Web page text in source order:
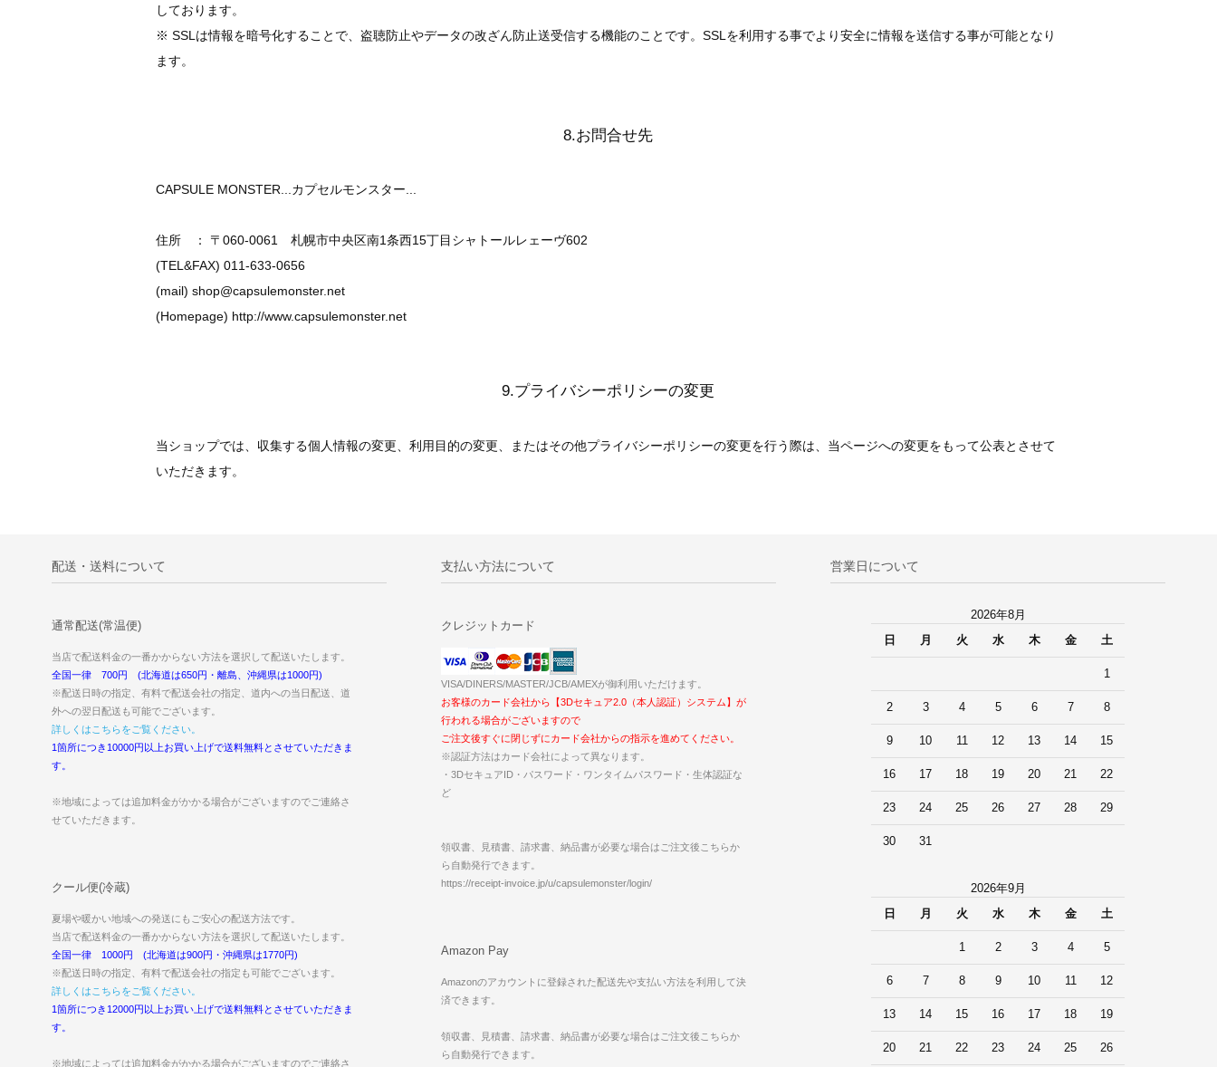
しております。
※ SSLは情報を暗号化することで、盗聴防止やデータの改ざん防止送受信する機能のことです。SSLを利用する事でより安全に情報を送信する事が可能となり
ます。
8.お問合せ先
CAPSULE MONSTER...カプセルモンスター...
住所 ： 〒060-0061 札幌市中央区南1条西15丁目シャトールレェーヴ602
(TEL&FAX) 011-633-0656
(mail) shop@capsulemonster.net
(Homepage) http://www.capsulemonster.net
9.プライバシーポリシーの変更
当ショップでは、収集する個人情報の変更、利用目的の変更、またはその他プライバシーポリシーの変更を行う際は、当ページへの変更をもって公表とさせて
いただきます。
配送・送料について
通常配送(常温便)
当店で配送料金の一番かからない方法を選択して配送いたします。
全国一律 700円 (北海道は650円・離島、沖縄県は1000円)
※配送日時の指定、有料で配送会社の指定、道内への当日配送、道
外への翌日配送も可能でございます。
詳しくはこちらをご覧ください。
1箇所につき10000円以上お買い上げで送料無料とさせていただきま
す。
※地域によっては追加料金がかかる場合がございますのでご連絡さ
せていただきます。
クール便(冷蔵)
夏場や暖かい地域への発送にもご安心の配送方法です。
当店で配送料金の一番かからない方法を選択して配送いたします。
全国一律 1000円 (北海道は900円・沖縄県は1770円)
※配送日時の指定、有料で配送会社の指定も可能でございます。
詳しくはこちらをご覧ください。
1箇所につき12000円以上お買い上げで送料無料とさせていただきま
す。
※地域によっては追加料金がかかる場合がございますのでご連絡さ
支払い方法について
クレジットカード
VISA/DINERS/MASTER/JCB/AMEXが御利用いただけます。
お客様のカード会社から【3Dセキュア2.0（本人認証）システム】が
行われる場合がございますので
ご注文後すぐに閉じずにカード会社からの指示を進めてください。
※認証方法はカード会社によって異なります。
・3DセキュアID・パスワード・ワンタイムパスワード・生体認証な
ど
領収書、見積書、請求書、納品書が必要な場合はご注文後こちらか
ら自動発行できます。
https://receipt-invoice.jp/u/capsulemonster/login/
Amazon Pay
Amazonのアカウントに登録された配送先や支払い方法を利用して決
済できます。
領収書、見積書、請求書、納品書が必要な場合はご注文後こちらか
ら自動発行できます。
営業日について
2026年8月
日
月 火 水 木 金 土
1
2 3 4 5 6 7 8
9 10 11 12 13 14 15
16 17 18 19 20 21 22
23 24 25 26 27 28 29
30 31
2026年9月
日
月 火 水 木 金 土
1 2 3 4 5
6 7 8 9 10 11 12
13 14 15 16 17 18 19
20 21 22 23 24 25 26